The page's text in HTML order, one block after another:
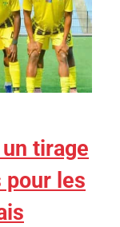
tirage
pour les